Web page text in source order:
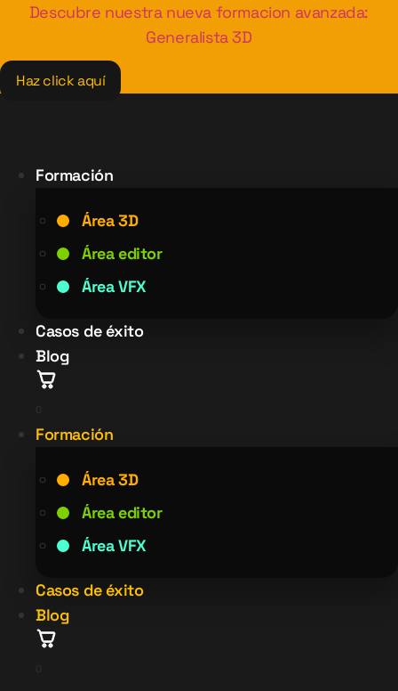
contenido
Descubre nuestra nueva formacion avanzada:
Generalista 3D
Haz click aquí
Formación
Área 3D
Área editor
Área VFX
Casos de éxito
Blog
Formación
Área 3D
Área editor
Área VFX
Casos de éxito
Blog